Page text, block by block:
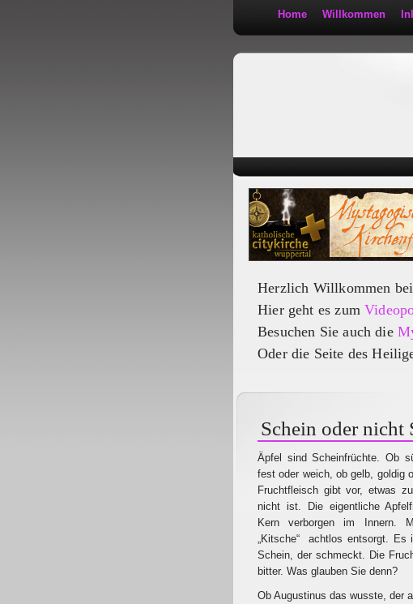
Home Willkommen
Herzlich Willkommen
Hier geht es zum
Besuchen Sie auch die
Oder die Seite des
Schein oder nicht
Äpfel sind Scheinfrüchte. Ob
fest oder weich, ob gelb, goldig
Fruchtfleisch gibt vor, etwas
nicht ist. Die eigentliche
Kern verborgen im Innern.
„Kitsche“ achtlos entsorgt. Es
Schein, der schmeckt. Die
bitter. Was glauben Sie denn?
Ob Augustinus das wusste, der